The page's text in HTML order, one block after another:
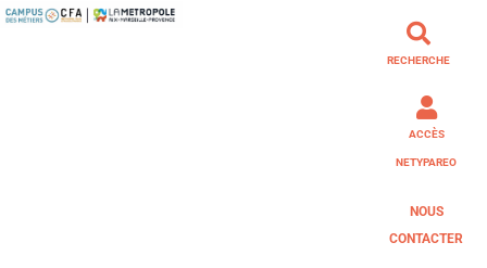
RECHERCHE
ACCÈS
NETYPAREO
NOUS
CONTACTER